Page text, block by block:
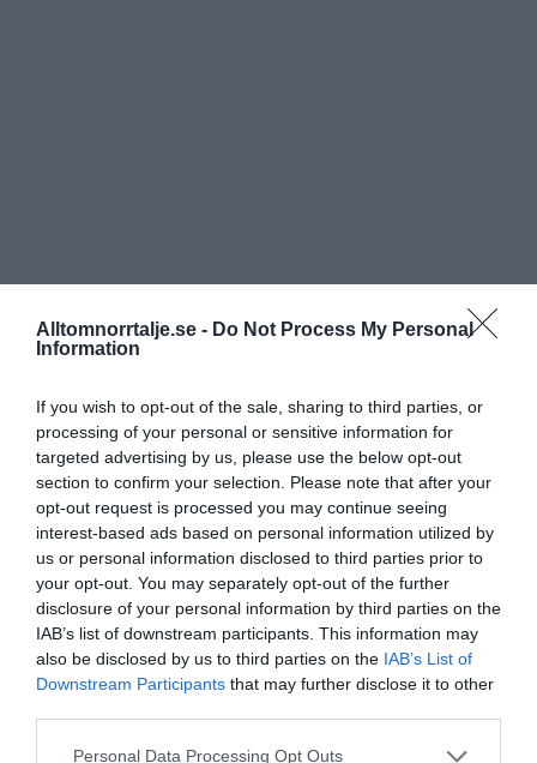
Alltomnorrtalje.se - Do Not Process My Personal
Information
If you wish to opt-out of the sale, sharing to third parties, or
processing of your personal or sensitive information for
targeted advertising by us, please use the below opt-out
section to confirm your selection. Please note that after your
opt-out request is processed you may continue seeing
interest-based ads based on personal information utilized by
us or personal information disclosed to third parties prior to
your opt-out. You may separately opt-out of the further
disclosure of your personal information by third parties on the
IAB’s list of downstream participants. This information may
also be disclosed by us to third parties on the IAB’s List of
Downstream Participants that may further disclose it to other
Personal Data Processing Opt Outs